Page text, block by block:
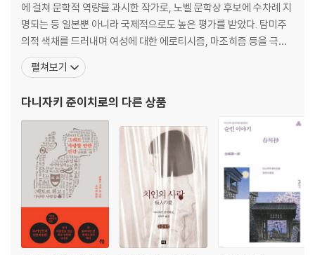
에 걸쳐 문학적 역량을 과시한 작가로, 노벨 문학상 후보에 수차례 지
명되는 등 일본뿐 아니라 국제적으로도 높은 평가를 받았다. 탐미주
의적 색채를 드러내며 여성에 대한 에로티시즘, 마조히즘 등을 극도
의 아름다운 문체로 탐구하였다. 한평생 작풍이나 제재, 문장, 표현
등을 실험하며 다채로운 변화를 추구하였고, 오늘날 미스터리, 서스
바탕을 둔 환상 소설, 그로테스크한 블랙 유머, 고전 문
펼쳐보기
다니자키 준이치로의 다른 상품